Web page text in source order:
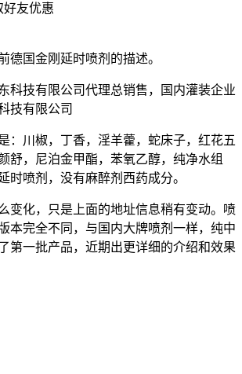
好友优惠
德国金刚延时喷剂的描述。
科技有限公司代理总销售，国内灌装企业
技有限公司
：川椒，丁香，淫羊藿，蛇床子，红花五
舒，尼泊金甲酯，苯氧乙醇，纯净水组
时喷剂，没有麻醉剂西药成分。
变化，只是上面的地址信息稍有变动。喷
本完全不同，与国内大牌喷剂一样，纯中
第一批产品，近期出更详细的介绍和效果